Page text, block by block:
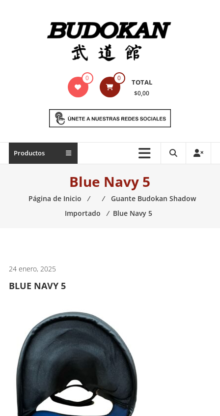
Indumentaria
marciales
Todo
necesario
0 0 TOTAL
$0,00
Productos
Blue Navy 5
Página de Inicio ⁄ ⁄
Guante Budokan Shadow
Importado
⁄ Blue Navy 5
24 enero, 2025
BLUE NAVY 5